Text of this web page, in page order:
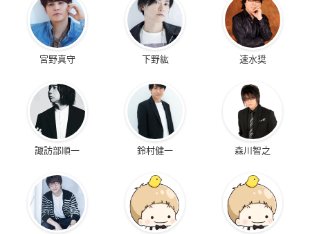
宮野真守 下野紘 速水奨
諏訪部順一 鈴村健一 森川智之